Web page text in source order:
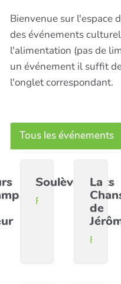
Bienvenue sur l'espace
des événements
l'alimentation (pas de
un événement il suffit
l'onglet correspondant.
Tous les événements
Soulèvements
Film
La
de
Film